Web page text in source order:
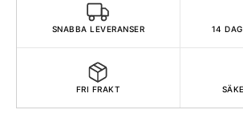
SNABBA LEVERANSER 14
FRI FRAKT